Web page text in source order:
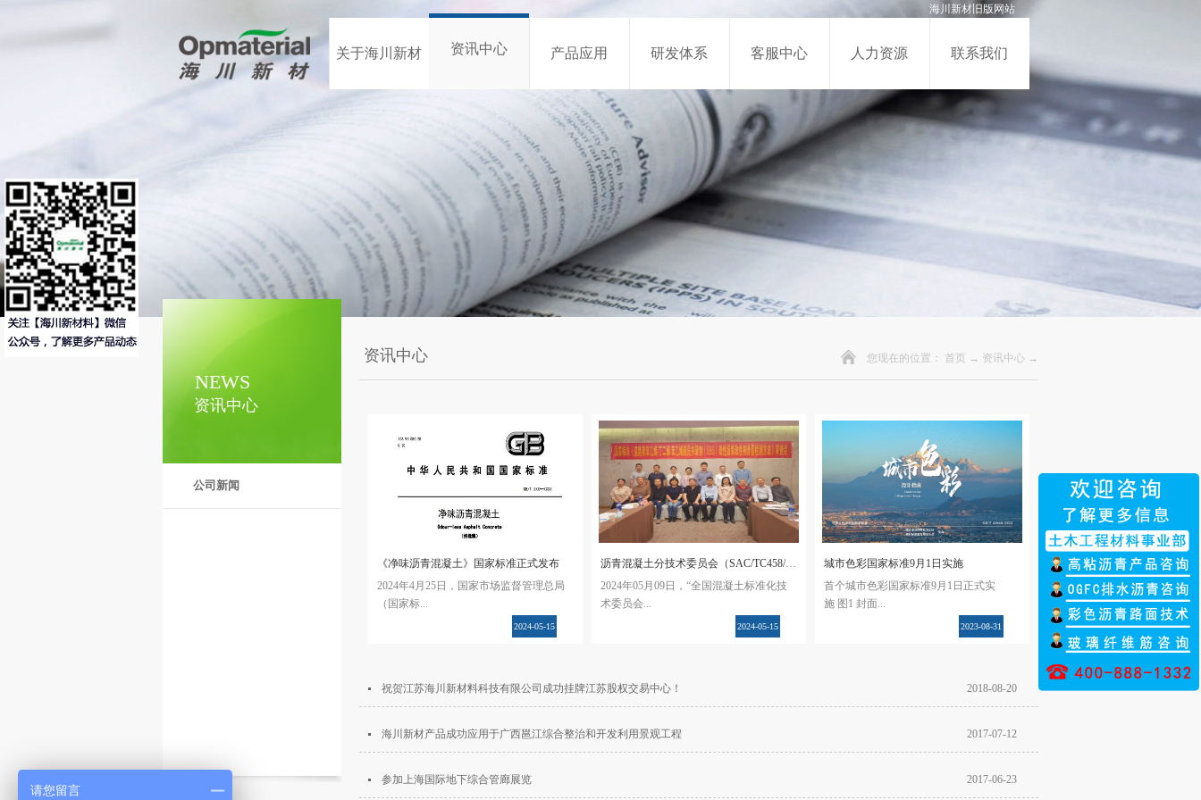
海川新材旧版网站
关于海川新材 资讯中心 产品应用 研发体系 客服中心 人力资源 联系我们
资讯中心
NEWS
公司新闻
资讯中心 您现在的位置： 首页 → 资讯中心 →
《净味沥青混凝土》国家标准正式发布
2024年4月25日，国家市场监督管理总局
（国家标...
等353项国家标准和4项国家标准修改单
的公告》，其中第211号文件明确了国家
标准《净味沥青混凝土》GB/T 43882-
是在全国混凝土标准化技术委员会沥青
2024-05-15
沥青混凝土分技术委员会（SAC/TC458/SC1）三届三次工作会议
2024年05月09日，“全国混凝土标准化技
术委员会...
市召开。本次会议采用线上线下同步进
行，国家市场监管总局标准技术管理司
装备材料处潘北辰处长、住房和城乡建
2024-05-15
城市色彩国家标准9月1日实施
首个城市色彩国家标准9月1日正式实
施 图1 封面...
指南》（GB/T 42648-2023）推荐性国家
标准，2023年9月1日正式实施。主编单
位中央美术学院，会同北京城市规划学
家单位，完成了编制工作。《城市色彩
2023-08-31
祝贺江苏海川新材料科技有限公司成功挂牌江苏股权交易中心！ 2018-08-20
海川新材产品成功应用于广西邕江综合整治和开发利用景观工程 2017-07-12
参加上海国际地下综合管廊展览 2017-06-23
请您留言